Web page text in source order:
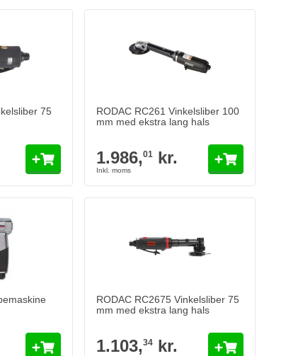
75
RODAC RC261 Vinkelsliber 100
mm med ekstra lang hals
1.986,01 kr.
RODAC RC2675 Vinkelsliber 75
mm med ekstra lang hals
1.103,34 kr.